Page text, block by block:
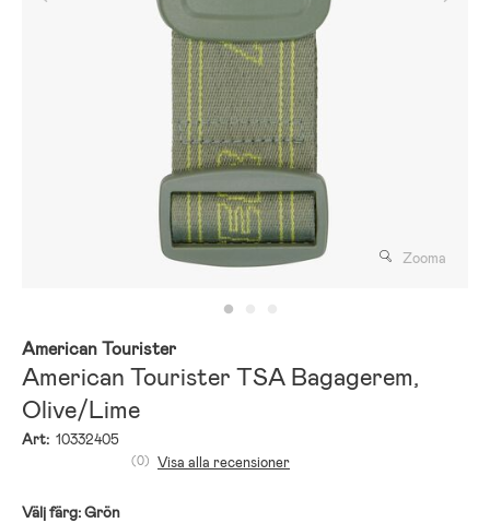
Zooma
American Tourister
American Tourister TSA Bagagerem,
Olive/Lime
Art: 10332405
(0) Visa alla recensioner
Välj färg:Grön